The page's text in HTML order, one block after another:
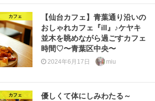
カフェ
【仙台カフェ】青葉通り沿いの
おしゃれカフェ『ill』♪ケヤキ
並木を眺めながら過ごすカフェ
時間♡〜青葉区中央〜
2024年6月17日 miu
カフェ
優しくて体にしみわたる～